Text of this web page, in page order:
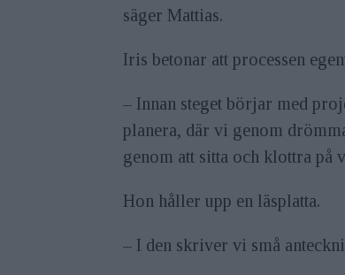
säger Mattias.
Iris betonar att processen
– Innan steget börjar med
planera, där vi genom
genom att sitta och klottra på
Hon håller upp en läsplatta.
– I den skriver vi små